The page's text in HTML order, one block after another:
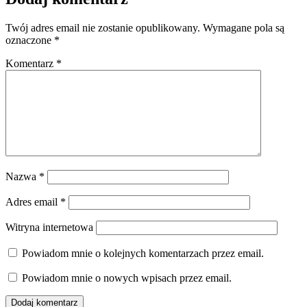
Twój adres email nie zostanie opublikowany. Wymagane pola są
oznaczone *
Komentarz *
Nazwa *
Adres email *
Witryna internetowa
Powiadom mnie o kolejnych komentarzach przez email.
Powiadom mnie o nowych wpisach przez email.